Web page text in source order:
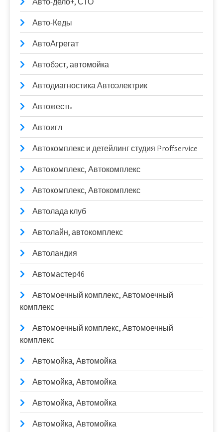
Авто-Кеды
АвтоАгрегат
Автобэст, автомойка
Автодиагностика Автоэлектрик
Автожесть
Автоигл
Автокомплекс и детейлинг студия Proffservice
Автокомплекс, Автокомплекс
Автокомплекс, Автокомплекс
Автолада клуб
Автолайн, автокомплекс
Автоландия
Автомастер46
Автомоечный комплекс, Автомоечный
комплекс
Автомоечный комплекс, Автомоечный
комплекс
Автомойка, Автомойка
Автомойка, Автомойка
Автомойка, Автомойка
Автомойка, Автомойка